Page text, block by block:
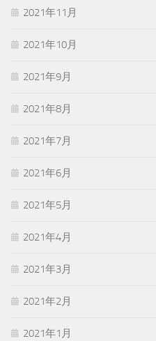
2021年11月
2021年10月
2021年9月
2021年8月
2021年7月
2021年6月
2021年5月
2021年4月
2021年3月
2021年2月
2021年1月